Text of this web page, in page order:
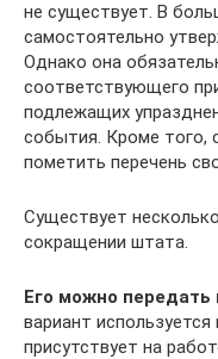
не существует. В
самостоятельно
Однако она
соответствующего
подлежащих
события. Кроме того,
пометить перечень
Существует
сокращении штата.
Его можно передать
вариант
присутствует на